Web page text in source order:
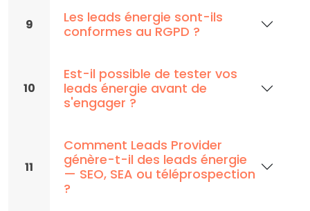
9
Les leads énergie sont-ils
conformes au RGPD ?
10
Est-il possible de tester vos
leads énergie avant de
s'engager ?
11
Comment Leads Provider
génère-t-il des leads énergie
— SEO, SEA ou téléprospection
?